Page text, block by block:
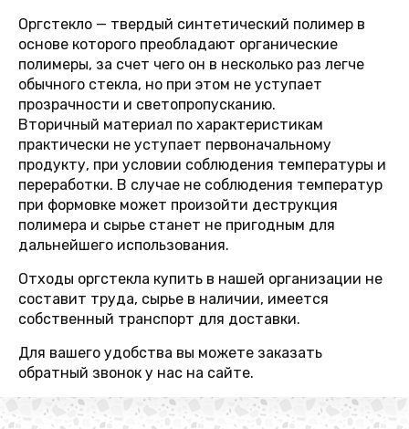
Оргстекло — твердый синтетический полимер в
основе которого преобладают органические
полимеры, за счет чего он в несколько раз легче
обычного стекла, но при этом не уступает
прозрачности и светопропусканию.
Вторичный материал по характеристикам
практически не уступает первоначальному
продукту, при условии соблюдения температуры и
переработки. В случае не соблюдения температур
при формовке может произойти деструкция
полимера и сырье станет не пригодным для
дальнейшего использования.
Отходы оргстекла купить в нашей организации не
составит труда, сырье в наличии, имеется
собственный транспорт для доставки.
Для вашего удобства вы можете заказать
обратный звонок у нас на сайте.